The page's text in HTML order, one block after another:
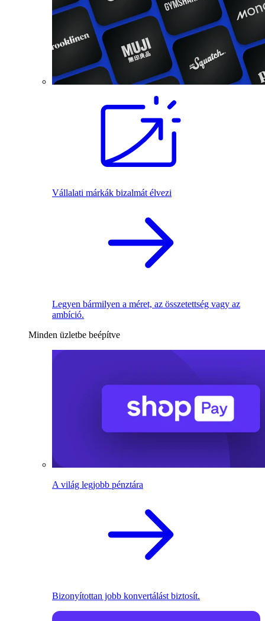
Vállalati márkák bizalmát élvezi
Legyen bármilyen a méret, az összetettség vagy az
ambíció.
Minden üzletbe beépítve
A világ legjobb pénztára
Bizonyítottan jobb konvertálást biztosít.